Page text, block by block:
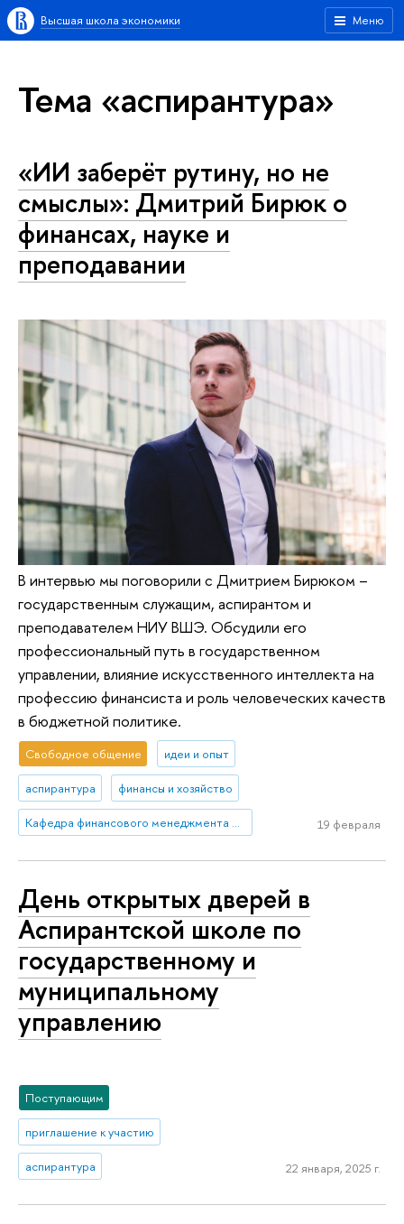
Меню
Высшая школа экономики
Тема «аспирантура»
«ИИ заберёт рутину, но не
смыслы»: Дмитрий Бирюк о
финансах, науке и
преподавании
В интервью мы поговорили с Дмитрием Бирюком –
государственным служащим, аспирантом и
преподавателем НИУ ВШЭ. Обсудили его
профессиональный путь в государственном
управлении, влияние искусственного интеллекта на
профессию финансиста и роль человеческих качеств
в бюджетной политике.
Свободное общение идеи и опыт
аспирантура финансы и хозяйство
Кафедра финансового менеджмента в государственном секторе 19 февраля
День открытых дверей в
Аспирантской школе по
государственному и
муниципальному
управлению
Поступающим
приглашение к участию
аспирантура 22 января, 2025 г.